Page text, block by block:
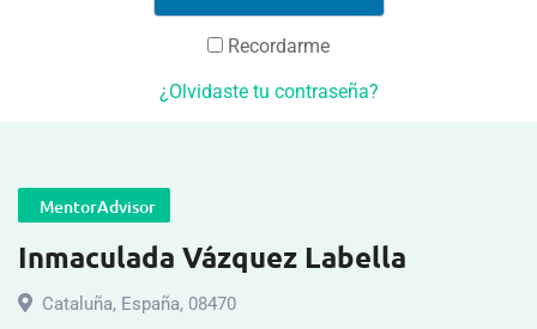
Recordarme
¿Olvidaste tu contraseña?
MentorAdvisor
Inmaculada Vázquez Labella
Cataluña, España, 08470